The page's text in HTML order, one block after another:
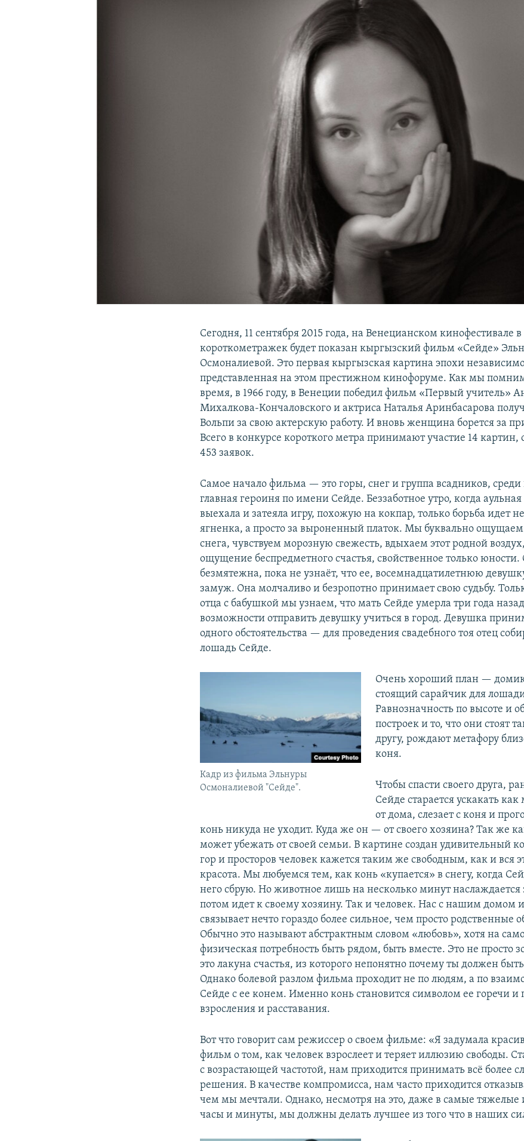
Сегодня, 11 сентября 2015 года, на Венецианском кинофестивале
короткометражек будет показан кыргызский фильм «Сейде»
Осмоналиевой. Это первая кыргызская картина эпохи
представленная на этом престижном кинофоруме. Как мы
время, в 1966 году, в Венеции победил фильм «Первый учитель»
Михалкова-Кончаловского и актриса Наталья Аринбасарова
Вольпи за свою актерскую работу. И вновь женщина борется за
Всего в конкурсе короткого метра принимают участие 14 картин,
453 заявок.
Самое начало фильма — это горы, снег и группа всадников,
главная героиня по имени Сейде. Беззаботное утро, когда
выехала и затеяла игру, похожую на кокпар, только борьба идет
ягненка, а просто за выроненный платок. Мы буквально ощущаем
снега, чувствуем морозную свежесть, вдыхаем этот родной
ощущение беспредметного счастья, свойственное только
безмятежна, пока не узнаёт, что ее, восемнадцатилетнюю
замуж. Она молчаливо и безропотно принимает свою судьбу.
отца с бабушкой мы узнаем, что мать Сейде умерла три года
возможности отправить девушку учиться в город. Девушка
одного обстоятельства — для проведения свадебного тоя отец
лошадь Сейде.
Кадр из фильма Эльнуры
Осмоналиевой "Сейде".
Очень хороший план —
стоящий сарайчик для
Равнозначность по высоте и
построек и то, что они стоят
другу, рождают метафору
коня.
Чтобы спасти своего друга,
Сейде старается ускакать
от дома, слезает с коня и
конь никуда не уходит. Куда же он — от своего хозяина? Так же
может убежать от своей семьи. В картине создан удивительный
гор и просторов человек кажется таким же свободным, как и вся
красота. Мы любуемся тем, как конь «купается» в снегу, когда
него сбрую. Но животное лишь на несколько минут наслаждается
потом идет к своему хозяину. Так и человек. Нас с нашим домом
связывает нечто гораздо более сильное, чем просто родственные
Обычно это называют абстрактным словом «любовь», хотя на
физическая потребность быть рядом, быть вместе. Это не просто
это лакуна счастья, из которого непонятно почему ты должен
Однако болевой разлом фильма проходит не по людям, а по
Сейде с ее конем. Именно конь становится символом ее горечи и
взросления и расставания.
Вот что говорит сам режиссер о своем фильме: «Я задумала
фильм о том, как человек взрослеет и теряет иллюзию свободы.
с возрастающей частотой, нам приходится принимать всё более
решения. В качестве компромисса, нам часто приходится
чем мы мечтали. Однако, несмотря на это, даже в самые тяжелые
часы и минуты, мы должны делать лучшее из того что в наших